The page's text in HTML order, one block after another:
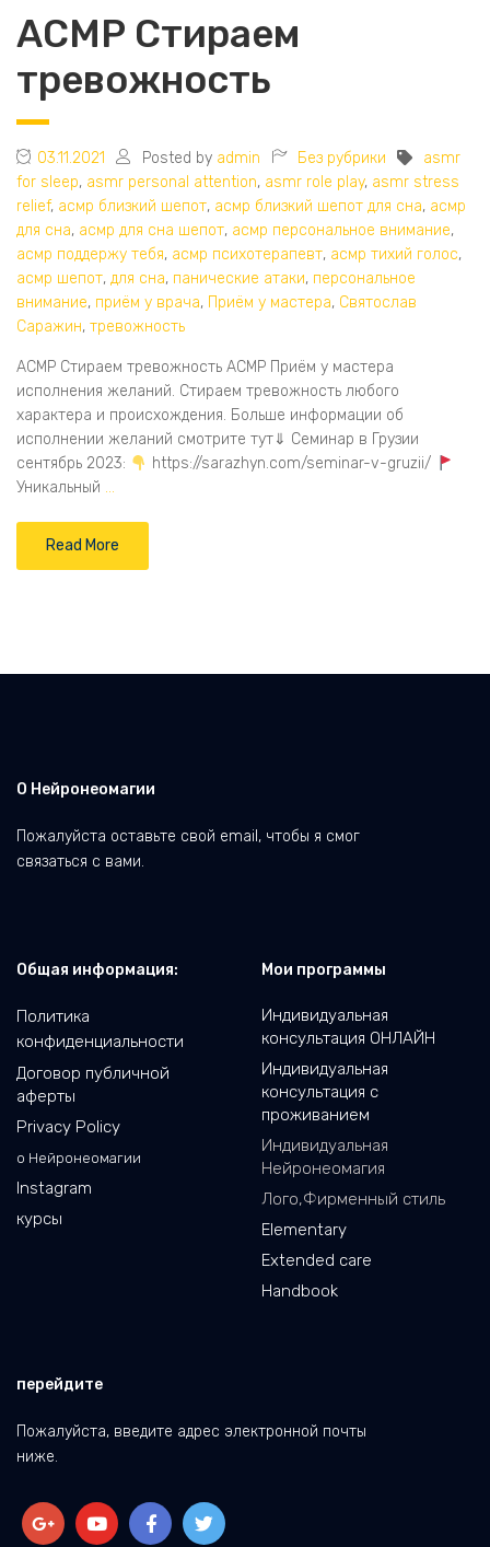
АСМР Стираем
тревожность
03.11.2021 Posted by admin Без рубрики
asmr
for sleep, asmr personal attention, asmr role play, asmr stress
relief, асмр близкий шепот, асмр близкий шепот для сна, асмр
для сна, асмр для сна шепот, асмр персональное внимание,
асмр поддержу тебя, асмр психотерапевт, асмр тихий голос,
асмр шепот, для сна, панические атаки, персональное
внимание, приём у врача, Приём у мастера, Святослав
Саражин, тревожность
АСМР Стираем тревожность АСМР Приём у мастера
исполнения желаний. Стираем тревожность любого
характера и происхождения. Больше информации об
исполнении желаний смотрите тут⇓ Семинар в Грузии
сентябрь 2023:
https://sarazhyn.com/seminar-v-gruzii/
Уникальный …
Read More
О Нейронеомагии
Пожалуйста оставьте свой email, чтобы я смог
связаться с вами.
Общая информация:
Политика
конфиденциальности
Договор публичной
аферты
Privacy Policy
о Нейронеомагии
Instagram
курсы
Мои программы
Индивидуальная
консультация ОНЛАЙН
Индивидуальная
консультация с
проживанием
Индивидуальная
Нейронеомагия
Лого,Фирменный стиль
Elementary
Extended care
Handbook
перейдите
Пожалуйста, введите адрес электронной почты
ниже.